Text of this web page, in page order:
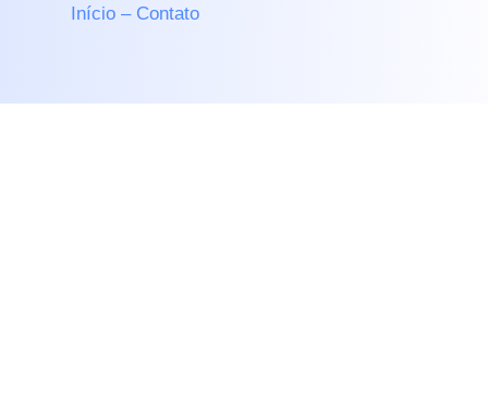
Início – Contato